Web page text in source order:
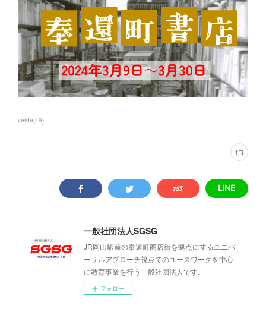
verde(19)
一般社団法人SGSG
JR岡山駅前の奉還町商店街を拠点にするユニバ
ーサルアプローチ視点でのユースワークを中心
に教育事業を行う一般社団法人です。
フォロー